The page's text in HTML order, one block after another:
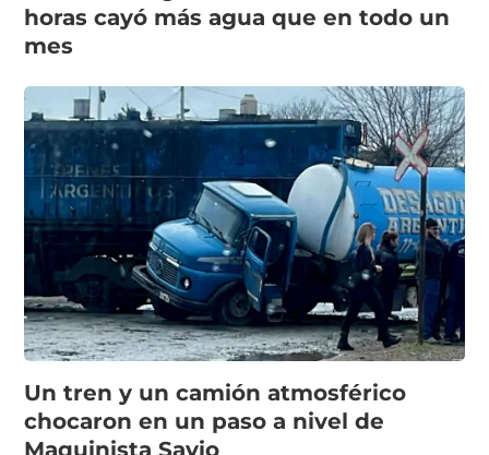
horas cayó más agua que en todo un
mes
Un tren y un camión atmosférico
chocaron en un paso a nivel de
Maquinista Savio